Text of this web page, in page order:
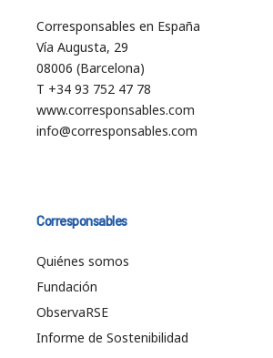
Corresponsables en España
Vía Augusta, 29
08006 (Barcelona)
T +34 93 752 47 78
www.corresponsables.com
info@corresponsables.com
Corresponsables
Quiénes somos
Fundación
ObservaRSE
Informe de Sostenibilidad